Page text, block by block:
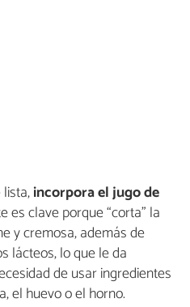
incorpora el jugo de
es clave porque “corta” la
y cremosa, además de
lácteos, lo que le da
de usar ingredientes
el huevo o el horno.